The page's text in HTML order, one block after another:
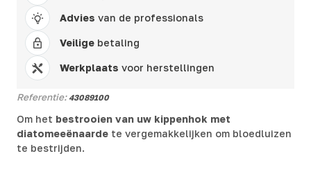
Advies van de professionals
Veilige betaling
Werkplaats voor herstellingen
Referentie: 43089100
Om het bestrooien van uw kippenhok met
diatomeeënaarde te vergemakkelijken om bloedluizen
te bestrijden.